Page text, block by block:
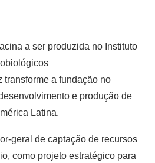
a ser produzida no Instituto
transforme a fundação no
e produção de
Latina.
geral de captação de recursos
como projeto estratégico para